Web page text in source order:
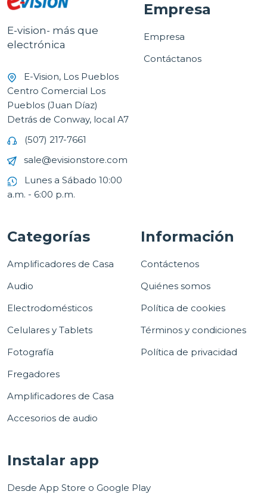
E-vision- más que
electrónica
E-Vision, Los Pueblos
Centro Comercial Los
Pueblos (Juan Díaz)
Detrás de Conway, local A7
(507) 217-7661
sale@evisionstore.com
Lunes a Sábado 10:00
a.m. - 6:00 p.m.
Empresa
Empresa
Contáctanos
Categorías
Amplificadores de Casa
Audio
Electrodomésticos
Celulares y Tablets
Fotografía
Fregadores
Amplificadores de Casa
Accesorios de audio
Información
Contáctenos
Quiénes somos
Política de cookies
Términos y condiciones
Política de privacidad
Instalar app
Desde App Store o Google Play